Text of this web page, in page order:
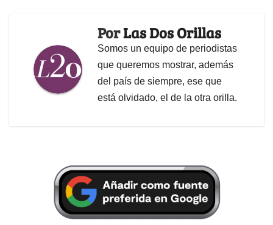
PorLas Dos Orillas
Somos un equipo de periodistas
que queremos mostrar, además
del país de siempre, ese que
está olvidado, el de la otra orilla.